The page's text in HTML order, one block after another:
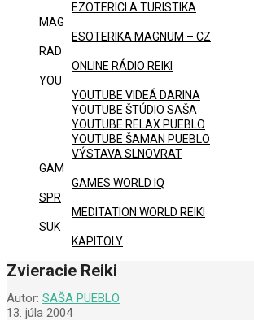
EZOTERICI A TURISTIKA
MAG
ESOTERIKA MAGNUM – CZ
RAD
ONLINE RÁDIO REIKI
YOU
YOUTUBE VIDEÁ DARINA
YOUTUBE ŠTÚDIO SAŠA
YOUTUBE RELAX PUEBLO
YOUTUBE ŠAMAN PUEBLO
VÝSTAVA SLNOVRAT
GAM
GAMES WORLD IQ
SPR
MEDITATION WORLD REIKI
SUK
KAPITOLY
Zvieracie Reiki
Autor: SAŠA PUEBLO
13. júla 2004